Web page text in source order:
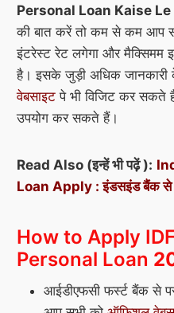
Personal Loan Kaise Le
की बात करें तो कम से कम आप
इंटरेस्ट रेट लगेगा और मैक्सिमम
है। इसके जुड़ी अधिक
वेबसाइटपे भी विजिट कर सकते
उपयोग कर सकते हैं।
Read Also (इन्हें भी पढ़ें ):
Loan Apply : इंडसइंड बैंक से
How to Apply
Personal Loan
आईडीएफसी फर्स्ट बैंक से